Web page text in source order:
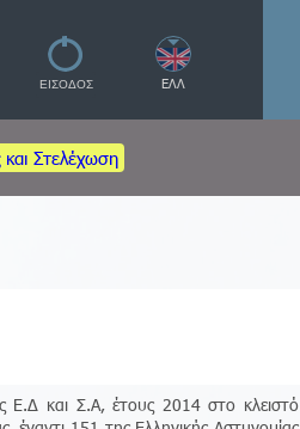
ΕΛΛ
και Στελέχωση
Ε.Δ και Σ.Α, έτους 2014 στο κλειστό